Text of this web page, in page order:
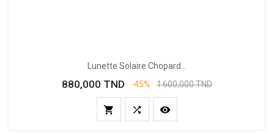
Lunette Solaire Chopard...
Prix
880,000 TND
Prix
-45% 1 600,000 TND
  